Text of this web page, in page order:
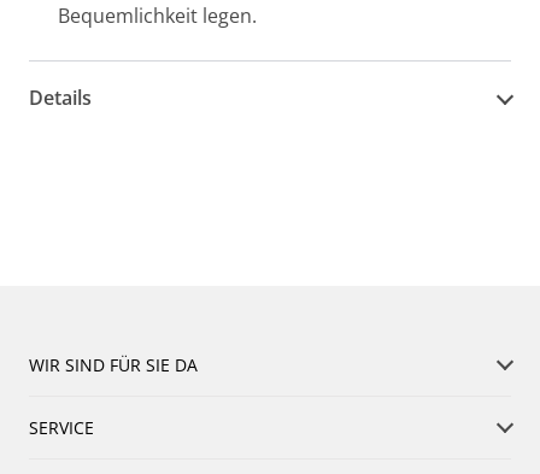
Bequemlichkeit legen.
Details
WIR SIND FÜR SIE DA
SERVICE